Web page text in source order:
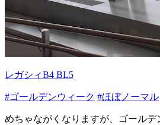
レガシィB4 BL5
#ゴールデンウィーク #ほぼノーマル
めちゃながくなりますが、ゴール